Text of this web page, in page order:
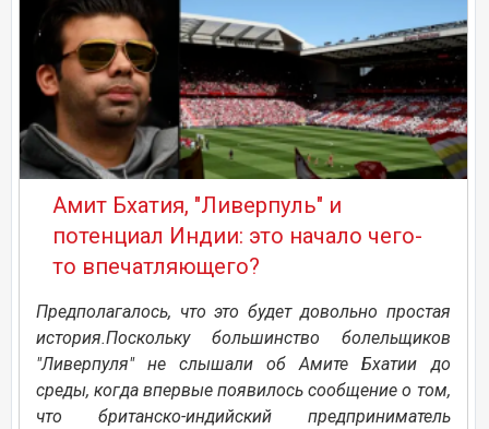
Амит Бхатия, "Ливерпуль" и
потенциал Индии: это начало чего-
то впечатляющего?
Предполагалось, что это будет довольно простая
история.Поскольку большинство болельщиков
"Ливерпуля" не слышали об Амите Бхатии до
среды, когда впервые появилось сообщение о том,
что британско-индийский предприниматель